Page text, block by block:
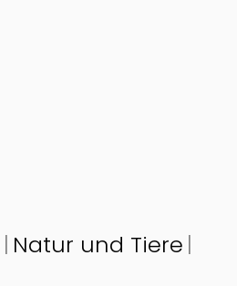
Natur und Tiere